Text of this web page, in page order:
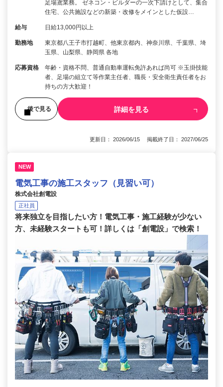
足場鳶業務。 ゼネコン・ビルダーの一次下請けとして、集合
住宅、公共施設などの新築・改修をメインとした仮設…
給与 日給13,000円以上
勤務地
東京都八王子市打越町、他東京都内、神奈川県、千葉県、埼
玉県、山梨県、静岡県 各地
応募資格
年齢・資格不問、普通自動車運転免許あれば尚可 ※玉掛技能
者、足場の組立て等作業主任者、職長・安全衛生責任者をお
持ちの方大歓迎！
後で見る 詳細を見る
更新日： 2026/06/15 掲載終了日： 2027/06/25
NEW
電気工事の施工スタッフ（見習い可）
株式会社創電設
正社員
将来独立を目指したい方！電気工事・施工経験が少ない
方、未経験スタートも可！詳しくは「創電設」で検索！